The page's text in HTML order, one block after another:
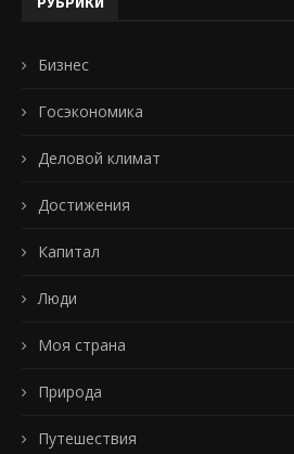
Бизнес
Госэкономика
Деловой климат
Достижения
Капитал
Люди
Моя страна
Природа
Путешествия